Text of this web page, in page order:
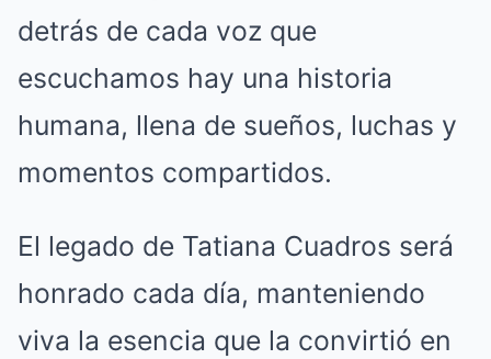
detrás de cada voz que
escuchamos hay una historia
humana, llena de sueños, luchas y
momentos compartidos.
El legado de Tatiana Cuadros será
honrado cada día, manteniendo
viva la esencia que la convirtió en